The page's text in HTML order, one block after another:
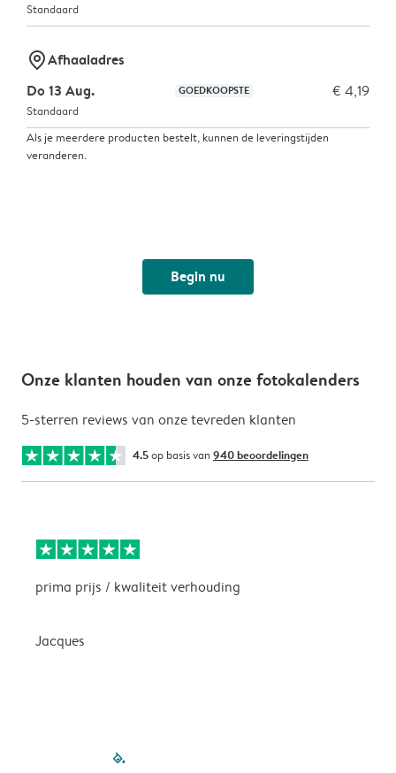
Standaard
marker-pinAfhaaladres
Do 13 Aug.
GOEDKOOPSTE € 4,19
Standaard
Als je meerdere producten bestelt, kunnen de leveringstijden
veranderen.
Begin nu
Onze klanten houden van onze fotokalenders
5-sterren reviews van onze tevreden klanten
4.5op basis van 940 beoordelingen
prima prijs / kwaliteit verhouding
Jacques
filled-pagination